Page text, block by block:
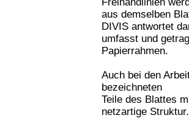
aus demselben
DIVIS antwortet
umfasst und
Papierrahmen.
Auch bei den
bezeichneten
Teile des Blattes
netzartige Struktur.